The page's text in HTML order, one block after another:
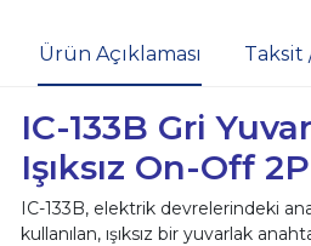
Ürün Açıklaması Taksit
IC-133B Gri
Işıksız On-Off 2P
IC-133B, elektrik devrelerindeki
kullanılan, ışıksız bir yuvarlak